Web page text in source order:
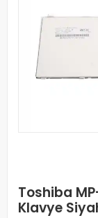
Toshiba
Klavye